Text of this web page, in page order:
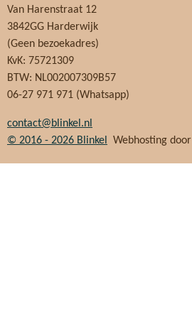
Van Harenstraat 12
3842GG Harderwijk
(Geen bezoekadres)
KvK: 75721309
BTW: NL002007309B57
06-27 971 971 (Whatsapp)
contact@blinkel.nl
© 2016 - 2026 Blinkel Webhosting door